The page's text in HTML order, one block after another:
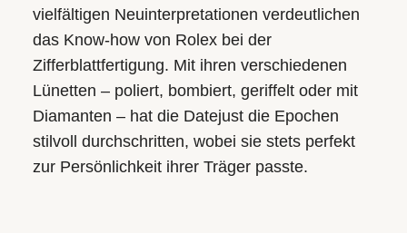
vielfältigen Neuinterpretationen verdeutlichen
das Know-how von Rolex bei der
Zifferblattfertigung. Mit ihren verschiedenen
Lünetten – poliert, bombiert, geriffelt oder mit
Diamanten – hat die Datejust die Epochen
stilvoll durchschritten, wobei sie stets perfekt
zur Persönlichkeit ihrer Träger passte.